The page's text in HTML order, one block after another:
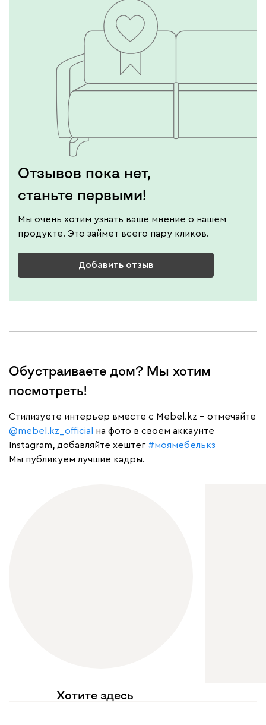
Отзывов пока нет,
станьте первыми!
Мы очень хотим узнать ваше мнение о нашем
продукте. Это займет всего пару кликов.
Добавить отзыв
Обустраиваете дом? Мы хотим
посмотреть!
Cтилизуете интерьер вместе с Mebel.kz – отмечайте
@mebel.kz_official
на фото в своем аккаунте
Instagram, добавляйте хештег #моямебелькз
Мы публикуем лучшие кадры.
Хотите здесь